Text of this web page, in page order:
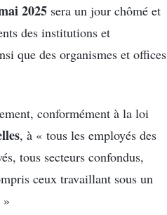
2025 sera un jour chômé et
des institutions et
que des organismes et offices
conformément à la loi
, à « tous les employés des
tous secteurs confondus,
ceux travaillant sous un